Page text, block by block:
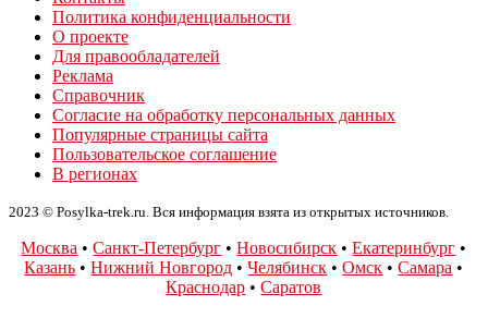
Политика конфиденциальности
О проекте
Для правообладателей
Реклама
Справочник
Согласие на обработку персональных данных
Популярные страницы сайта
Пользовательское соглашение
В регионах
2023 © Posylka-trek.ru. Вся информация взята из открытых источников.
Москва •Санкт-Петербург •Новосибирск •Екатеринбург •
Казань •Нижний Новгород •Челябинск •Омск •Самара •
Краснодар •Саратов